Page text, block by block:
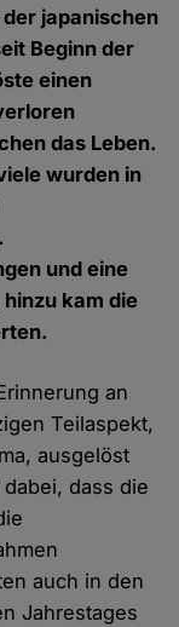
der japanischen
Beginn der
einen
das Leben.
wurden in
und eine
kam die
an
Teilaspekt,
ausgelöst
dass die
auch in den
Jahrestages